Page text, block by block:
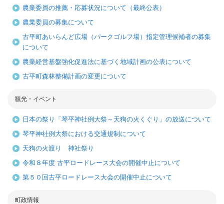
農業委員の推薦・応募状況について（最終公表）
農業委員の募集について
古平町あいらんど広場（パークゴルフ場）指定管理候補者の募集
について
農業経営基盤強化促進法に基づく地域計画の公表について
古平町森林整備計画の変更について
観光・イベント
日本の祭り「琴平神社例大祭～天狗の火くぐり」の放送について
琴平神社例大祭における交通規制について
天狗の火渡り 神社祭り
令和８年度 古平ロードレース大会の開催中止について
第５０回古平ロードレース大会の開催中止について
町政情報